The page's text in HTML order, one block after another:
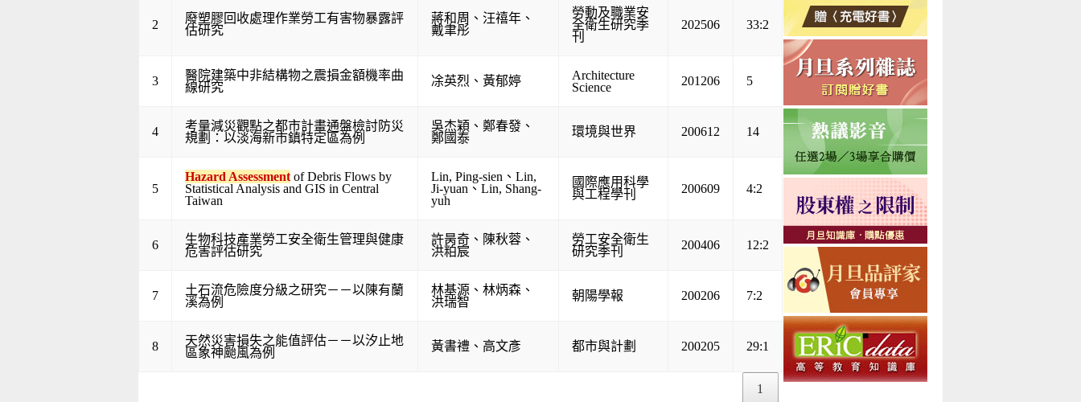
2
廢塑膠回收處理作業勞工有害物暴露評
估研究
蔣和周 、 汪禧年 、
戴聿彤
勞動及職業安
全衛生研究季
刊
202506 33:2
3
醫院建築中非結構物之震損金額機率曲
線研究
凃英烈 、 黃郁婷
Architecture
Science
201206 5
4
考量減災觀點之都市計畫通盤檢討防災
規劃：以淡海新市鎮特定區為例
吳杰穎 、 鄭春發 、
鄭國泰
環境與世界 200612 14
5
Hazard Assessment of Debris Flows by
Statistical Analysis and GIS in Central
Taiwan
Lin, Ping-sien 、 Lin,
Ji-yuan 、 Lin, Shang-
yuh
國際應用科學
與工程學刊
200609 4:2
6
生物科技產業勞工安全衛生管理與健康
危害評估研究
許昺奇 、 陳秋蓉 、
洪粕宸
勞工安全衛生
研究季刊
200406 12:2
7
土石流危險度分級之研究－－以陳有蘭
溪為例
林基源 、 林炳森 、
洪瑞智
朝陽學報 200206 7:2
8
天然災害損失之能值評估－－以汐止地
區象神颱風為例
黃書禮 、 高文彥 都市與計劃 200205 29:1
1